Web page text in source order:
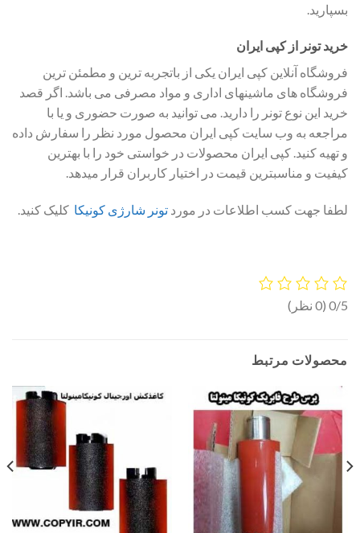
بسپارید.
خرید تونر از کپی ایران
فروشگاه آنلاین کپی ایران یکی از باتجربه ترین و مطمئن ترین
فروشگاه های ماشینهای اداری و مواد مصرفی می باشد. اگر قصد
خرید این نوع تونر را دارید. می توانید به صورت حضوری و یا با
مراجعه به وب سایت کپی ایران محصول مورد نظر را سفارش داده
و تهیه کنید. کپی ایران محصولات در خواستی خود را با بهترین
کیفیت و مناسبترین قیمت در اختیار کاربران قرار میدهد.
لطفا جهت کسب اطلاعات در مورد تونر شارژی کونیکا کلیک کنید.
0/5 (0 نظر)
محصولات مرتبط